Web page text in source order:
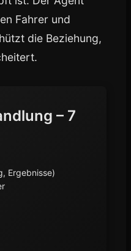
Fahrer und
die Beziehung,
– 7
Ergebnisse)